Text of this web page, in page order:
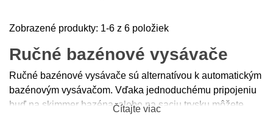
Zobrazené produkty: 1-6 z 6 položiek
Ručné bazénové vysávače
Ručné bazénové vysávače sú alternatívou k automatickým
bazénovým vysávačom. Vďaka jednoduchému pripojeniu
buď na skimmer bazéna, alebo na saciu trysku môžete
Čítajte viac